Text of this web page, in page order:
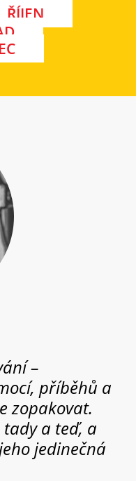
ŘÍJEN
–
příběhů a
zopakovat.
a teď, a
jedinečná